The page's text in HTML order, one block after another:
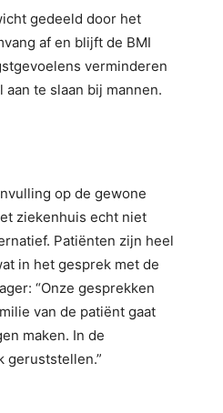
gedeeld door het
af en blijft de BMI
verminderen
te slaan bij mannen.
op de gewone
ziekenhuis echt niet
Patiënten zijn heel
in het gesprek met de
“Onze gesprekken
van de patiënt gaat
maken. In de
geruststellen.”